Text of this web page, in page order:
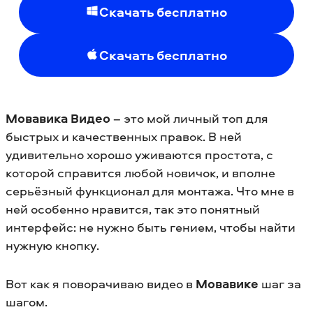
Скачать бесплатно
Скачать бесплатно
Мовавика Видео – это мой личный топ для
быстрых и качественных правок. В ней
удивительно хорошо уживаются простота, с
которой справится любой новичок, и вполне
серьёзный функционал для монтажа. Что мне в
ней особенно нравится, так это понятный
интерфейс: не нужно быть гением, чтобы найти
нужную кнопку.
Вот как я поворачиваю видео в Мовавике шаг за
шагом.